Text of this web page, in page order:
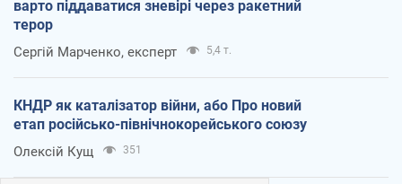
варто піддаватися зневірі через ракетний
терор
Сергій Марченко, експерт 5,4 т.
КНДР як каталізатор війни, або Про новий
етап російсько-північнокорейського союзу
Олексій Кущ 351